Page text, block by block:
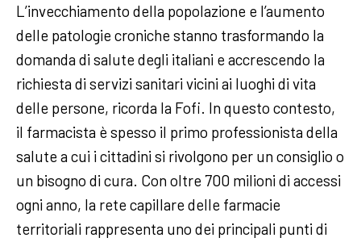
L’invecchiamento della popolazione e l’aumento
delle patologie croniche stanno trasformando la
domanda di salute degli italiani e accrescendo la
richiesta di servizi sanitari vicini ai luoghi di vita
delle persone, ricorda la Fofi. In questo contesto,
il farmacista è spesso il primo professionista della
salute a cui i cittadini si rivolgono per un consiglio o
un bisogno di cura. Con oltre 700 milioni di accessi
ogni anno, la rete capillare delle farmacie
territoriali rappresenta uno dei principali punti di